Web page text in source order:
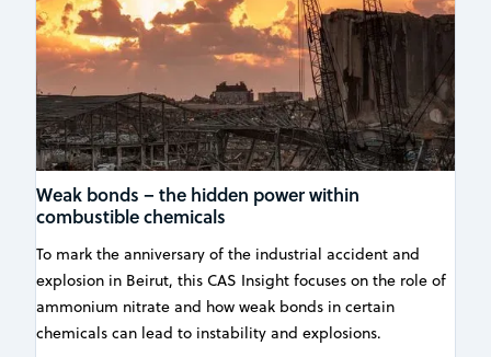
Weak bonds – the hidden power within
combustible chemicals
To mark the anniversary of the industrial accident and
explosion in Beirut, this CAS Insight focuses on the role of
ammonium nitrate and how weak bonds in certain
chemicals can lead to instability and explosions.